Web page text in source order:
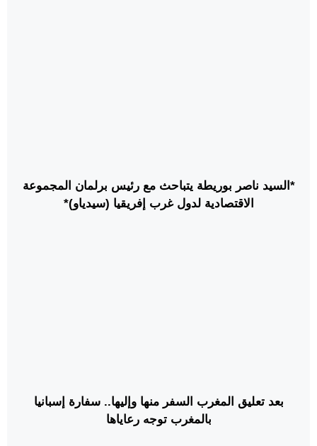
*السيد ناصر بوريطة يتباحث مع رئيس برلمان المجموعة
الاقتصادية لدول غرب إفريقيا (سيدياو)*
بعد تعليق المغرب السفر منها وإليها.. سفارة إسبانيا
بالمغرب توجه رعاياها